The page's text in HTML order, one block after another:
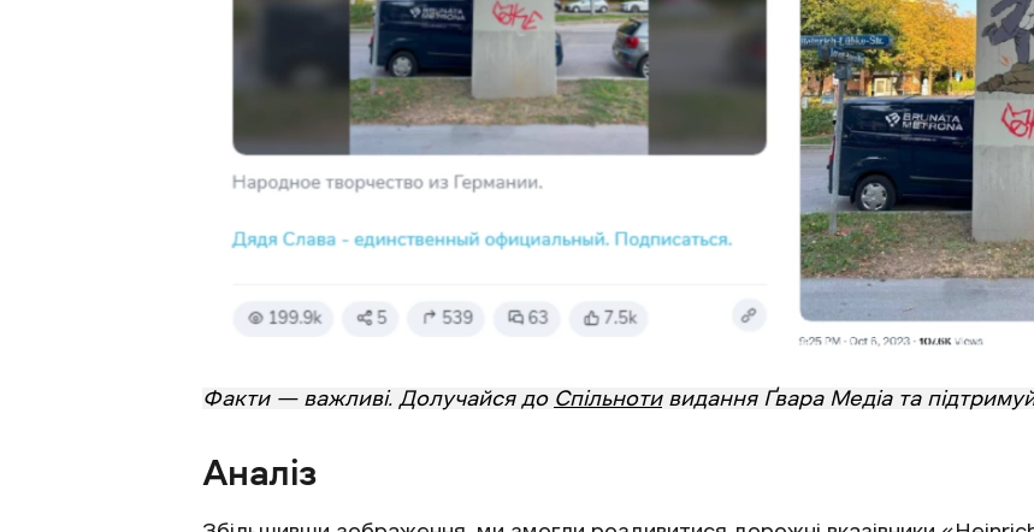
Факти — важливі. Долучайся до Спільнотивидання Ґвара Медіа та підтримуй
Аналіз